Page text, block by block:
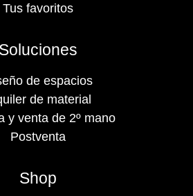
Tus favoritos
Soluciones
de espacios
de material
y venta de 2º mano
Postventa
Shop